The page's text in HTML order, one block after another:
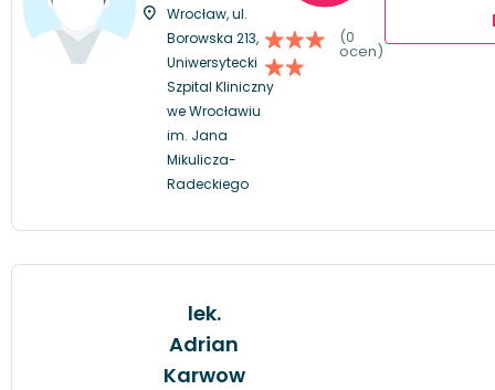
Wrocław, ul.
Borowska 213,
Uniwersytecki
Szpital Kliniczny
we Wrocławiu
im. Jana
Mikulicza-
Radeckiego
(0
ocen)
lek.
Adrian
Karwow